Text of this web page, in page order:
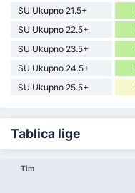
SU Ukupno 21.5+
SU Ukupno 22.5+
SU Ukupno 23.5+
SU Ukupno 24.5+
SU Ukupno 25.5+
Tablica lige
Tim